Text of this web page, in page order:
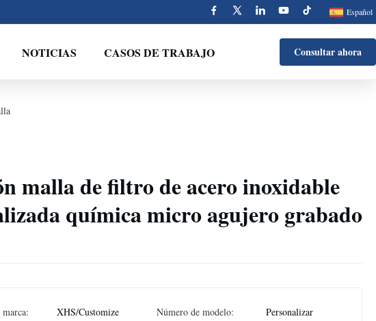
Español
NOTICIAS CASOS DE TRABAJO Consultar ahora
malla de filtro de acero inoxidable
química micro agujero grabado
XHS/Customize Número de modelo: Personalizar